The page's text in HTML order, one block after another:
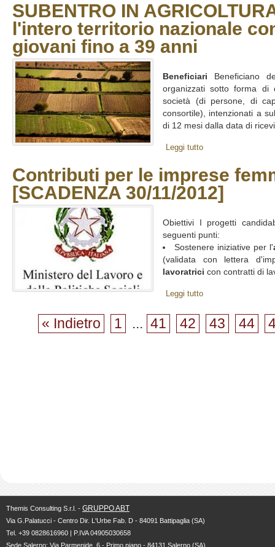
SUBENTRO IN
l'intero territorio nazionale
giovani fino a 39 anni
Beneficiari Beneficiano
organizzati sotto forma di
società (di persone, di
consortile), intenzionati a
di 12 mesi dalla data di
Leggi tutto
Contributi per le imprese
[SCADENZA 30/11/2012]
Obiettivi I progetti
seguenti punti:
Sostenere iniziative per l'
(validata con lettera
lavoratrici con contratti di
Leggi tutto
« Indietro 1 ... 41 42 43 44
Themis Consulting S.r.l. - GRUPPO ABT
Via G.Palatucci - Centro Dir. L'Urbe Fab. D - 84091 Battipaglia (SA)
Tel. +39 0828616960 | P.IVA 04905030658
Sede Salerno: Via Parmenide, 6 - Primo piano - 84131 Salerno (SA)